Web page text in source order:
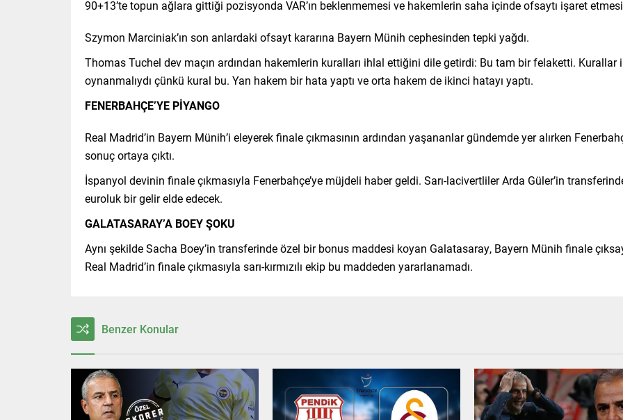
90+13’te topun ağlara gittiği pozisyonda VAR’ın beklenmemesi ve hakemlerin saha içinde ofsaytı işaret
Szymon Marciniak’ın son anlardaki ofsayt kararına Bayern Münih cephesinden tepki yağdı.
Thomas Tuchel dev maçın ardından hakemlerin kuralları ihlal ettiğini dile getirdi: Bu tam bir felaketti.
oynanmalıydı çünkü kural bu. Yan hakem bir hata yaptı ve orta hakem de ikinci hatayı yaptı.
FENERBAHÇE’YE PİYANGO
Real Madrid’in Bayern Münih’i eleyerek finale çıkmasının ardından yaşananlar gündemde yer alırken
sonuç ortaya çıktı.
İspanyol devinin finale çıkmasıyla Fenerbahçe’ye müjdeli haber geldi. Sarı-lacivertliler Arda Güler’in
euroluk bir gelir elde edecek.
GALATASARAY’A BOEY ŞOKU
Aynı şekilde Sacha Boey’in transferinde özel bir bonus maddesi koyan Galatasaray, Bayern Münih finale
Real Madrid’in finale çıkmasıyla sarı-kırmızılı ekip bu maddeden yararlanamadı.
Benzer Konular